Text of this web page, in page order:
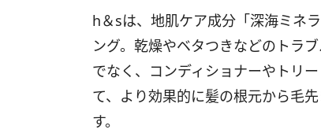
h＆sは、地肌ケア成分「深海ミネ
ング。乾燥やベタつきなどのトラ
でなく、コンディショナーやトリ
て、より効果的に髪の根元から毛
す。